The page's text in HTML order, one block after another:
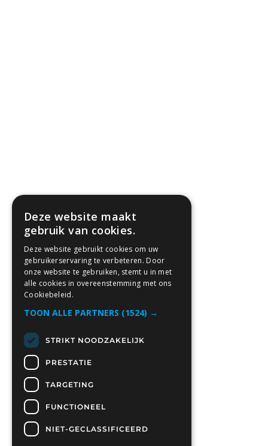
Deze website maakt
gebruik van cookies.
Deze website gebruikt cookies om uw
gebruikerservaring te verbeteren. Door
onze website te gebruiken, stemt u in met
alle cookies in overeenstemming met ons
Cookiebeleid.
TOON ALLE PARTNERS (1524) →
STRIKT NOODZAKELIJK
PRESTATIE
TARGETING
FUNCTIONEEL
NIET-GECLASSIFICEERD